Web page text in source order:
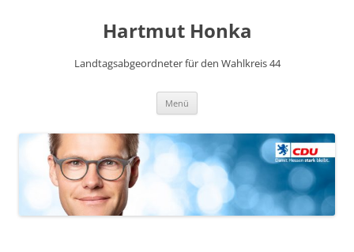
Hartmut Honka
Landtagsabgeordneter für den Wahlkreis 44
Menü